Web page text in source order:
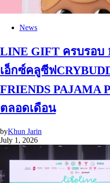
News
LINE GIFT ครบรอบ
เอ็กซ์คลูซีฟ
FRIENDS PAJAMA
ตลอดเดือน
byKhun Jarin
July 1, 2026